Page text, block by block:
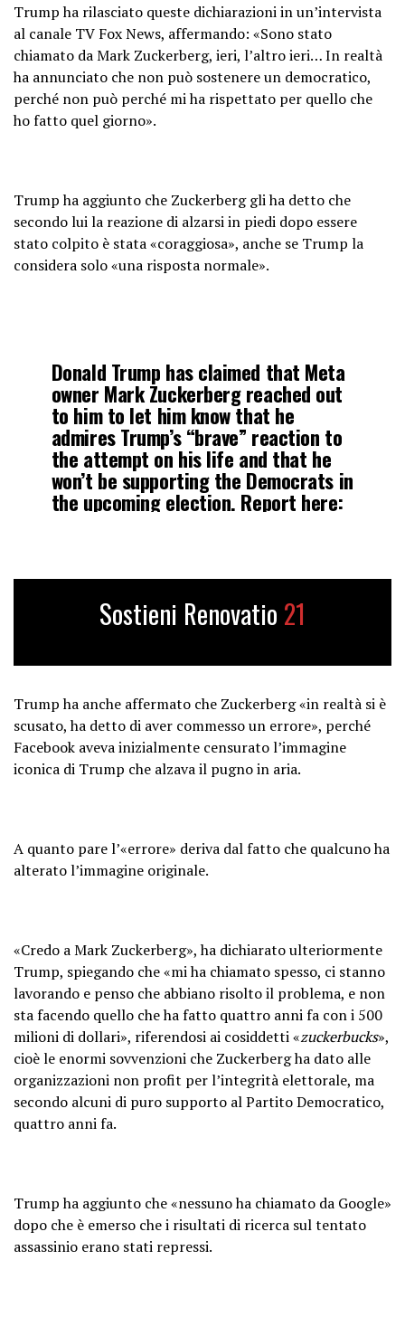
Trump ha rilasciato queste dichiarazioni in un’intervista
al canale TV Fox News, affermando: «Sono stato
chiamato da Mark Zuckerberg, ieri, l’altro ieri… In realtà
ha annunciato che non può sostenere un democratico,
perché non può perché mi ha rispettato per quello che
ho fatto quel giorno».
Trump ha aggiunto che Zuckerberg gli ha detto che
secondo lui la reazione di alzarsi in piedi dopo essere
stato colpito è stata «coraggiosa», anche se Trump la
considera solo «una risposta normale».
Donald Trump has claimed that Meta
owner Mark Zuckerberg reached out
to him to let him know that he
admires Trump’s “brave” reaction to
the attempt on his life and that he
won’t be supporting the Democrats in
the upcoming election. Report here:
(@ModernityNews)August 3, 2024
Sostieni Renovatio 21
Trump ha anche affermato che Zuckerberg «in realtà si è
scusato, ha detto di aver commesso un errore», perché
Facebook aveva inizialmente censurato l’immagine
iconica di Trump che alzava il pugno in aria.
A quanto pare l’«errore» deriva dal fatto che qualcuno ha
alterato l’immagine originale.
«Credo a Mark Zuckerberg», ha dichiarato ulteriormente
Trump, spiegando che «mi ha chiamato spesso, ci stanno
lavorando e penso che abbiano risolto il problema, e non
sta facendo quello che ha fatto quattro anni fa con i 500
milioni di dollari», riferendosi ai cosiddetti «zuckerbucks»,
cioè le enormi sovvenzioni che Zuckerberg ha dato alle
organizzazioni non profit per l’integrità elettorale, ma
secondo alcuni di puro supporto al Partito Democratico,
quattro anni fa.
Trump ha aggiunto che «nessuno ha chiamato da Google»
dopo che è emerso che i risultati di ricerca sul tentato
assassinio erano stati repressi.